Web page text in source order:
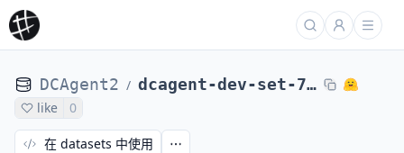
DCAgent2 / dcagent-dev-set-71-tasks-qwen-qwen3-32b-20251112-025402
like 0
在 datasets 中使用